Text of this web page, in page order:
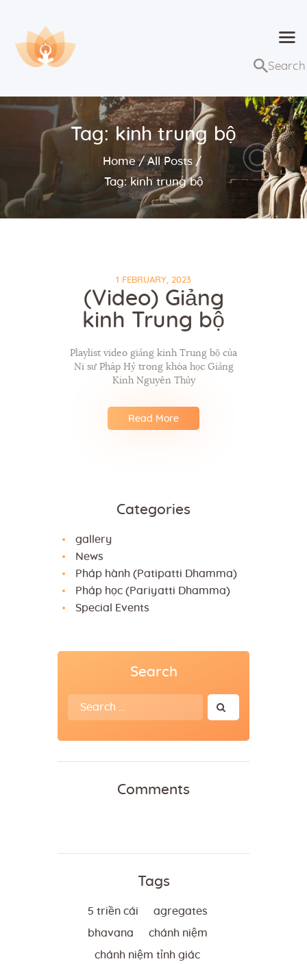
Tag: kinh trung bộ
Home
All Posts
Tag: kinh trung bộ
Trang chủ
Bài giảng
Lớp học và sự kiện
Về Dhammaduta
1 FEBRUARY, 2023
(Video) Giảng
kinh Trung bộ
Playlist video giảng kinh Trung bộ của
Ni sư Pháp Hỷ trong khóa học Giảng
Kinh Nguyên Thủy
Read More
Categories
gallery
News
Pháp hành (Patipatti Dhamma)
Pháp học (Pariyatti Dhamma)
Special Events
Search
Search
for:
Comments
Tags
5 triền cái agregates
bhavana chánh niệm
chánh niệm tỉnh giác